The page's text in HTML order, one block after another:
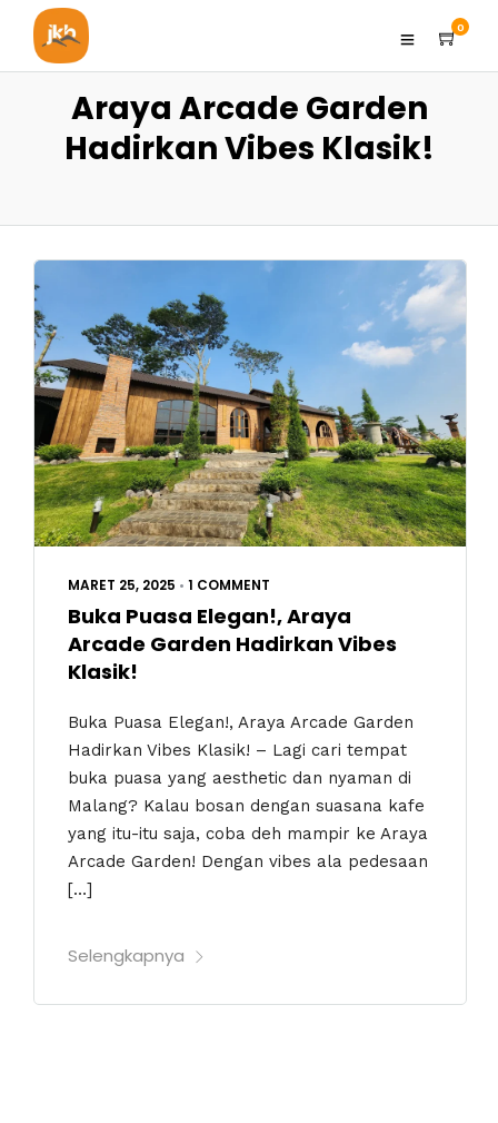
0
Araya Arcade Garden
Hadirkan Vibes Klasik!
MARET 25, 2025 • 1 COMMENT
Buka Puasa Elegan!, Araya
Arcade Garden Hadirkan Vibes
Klasik!
Buka Puasa Elegan!, Araya Arcade Garden
Hadirkan Vibes Klasik! – Lagi cari tempat
buka puasa yang aesthetic dan nyaman di
Malang? Kalau bosan dengan suasana kafe
yang itu-itu saja, coba deh mampir ke Araya
Arcade Garden! Dengan vibes ala pedesaan
[…]
Selengkapnya